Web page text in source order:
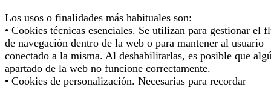
Los usos o finalidades más habituales son:
• Cookies técnicas esenciales. Se utilizan para gestionar el
de navegación dentro de la web o para mantener al usuario
conectado a la misma. Al deshabilitarlas, es posible que
apartado de la web no funcione correctamente.
• Cookies de personalización. Necesarias para recordar